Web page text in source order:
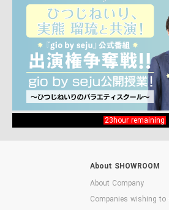
23hour remaining
About SHOWROOM
About Company
Companies wishing